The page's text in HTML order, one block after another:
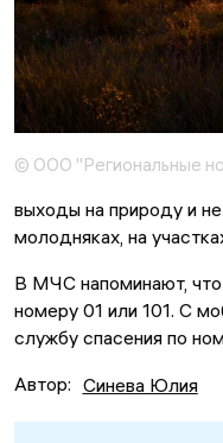
© ООО "Региональные
выходы на природу и
молодняках, на
В МЧС напоминают, что
номеру 01 или 101. С
службу спасения по
Автор: Синева Юлия